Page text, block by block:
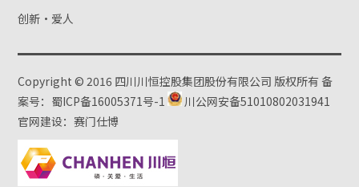
创新·爱人
Copyright © 2016 四川川恒控股集团股份有限公司 版权所有备
案号：蜀ICP备16005371号-1
川公网安备51010802031941
官网建设：赛门仕博